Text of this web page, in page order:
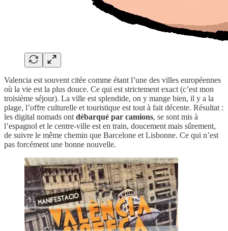
Valencia est souvent citée comme étant l’une des villes européennes
où la vie est la plus douce. Ce qui est strictement exact (c’est mon
troisième séjour). La ville est splendide, on y mange bien, il y a la
plage, l’offre culturelle et touristique est tout à fait décente. Résultat :
les digital nomads ont débarqué par camions, se sont mis à
l’espagnol et le centre-ville est en train, doucement mais sûrement,
de suivre le même chemin que Barcelone et Lisbonne. Ce qui n’est
pas forcément une bonne nouvelle.